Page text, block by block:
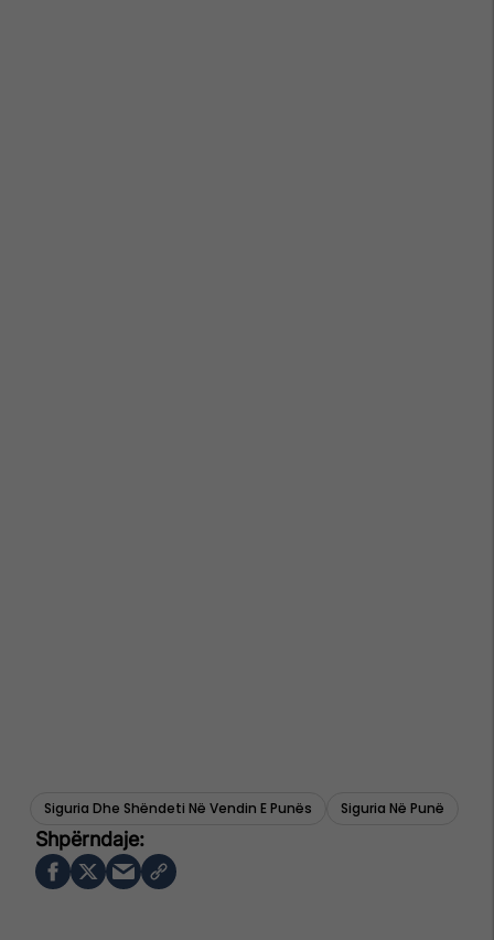
Siguria Dhe Shëndeti Në Vendin E Punës Siguria Në Punë